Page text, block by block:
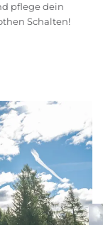
pflege dein
Schalten!